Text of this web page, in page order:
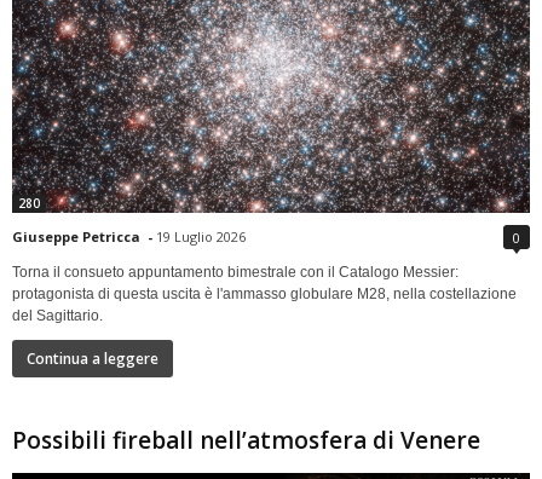
280
Giuseppe Petricca - 19 Luglio 2026 0
Torna il consueto appuntamento bimestrale con il Catalogo Messier:
protagonista di questa uscita è l'ammasso globulare M28, nella costellazione
del Sagittario.
Continua a leggere
Possibili fireball nell’atmosfera di Venere